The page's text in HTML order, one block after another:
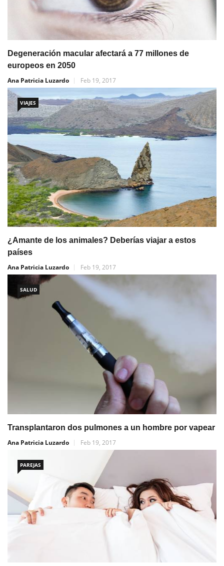
Degeneración macular afectará a 77 millones de
europeos en 2050
Ana Patricia Luzardo
Feb 19, 2017
VIAJES
¿Amante de los animales? Deberías viajar a estos
países
Ana Patricia Luzardo
Feb 19, 2017
SALUD
Transplantaron dos pulmones a un hombre por vapear
Ana Patricia Luzardo
Feb 19, 2017
PAREJAS